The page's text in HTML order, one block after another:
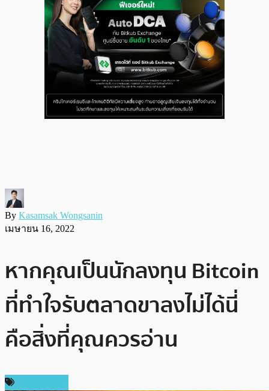
By Kasamsak Wongsanin
เมษายน 16, 2022
หากคุณเป็นนักลงทุน Bitcoin
ที่ทำใจรับตลาดขาลงไม่ได้นี่
คือสิ่งที่คุณควรอ่าน